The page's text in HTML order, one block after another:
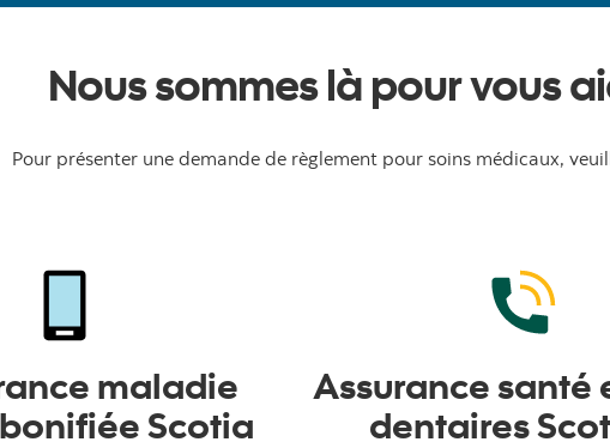
Nous sommes là pour vous
Pour présenter une demande de règlement pour soins médicaux,
maladie
Scotia
Assurance santé
dentaires